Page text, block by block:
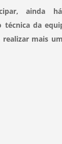
ainda
técnica da
realizar mais